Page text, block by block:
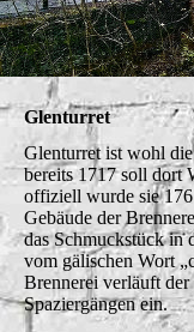
Glenturret
Glenturret ist wohl
bereits 1717 soll dort
offiziell wurde sie
Gebäude der
das Schmuckstück in
vom gälischen Wort
Brennerei verläuft
Spaziergängen ein.